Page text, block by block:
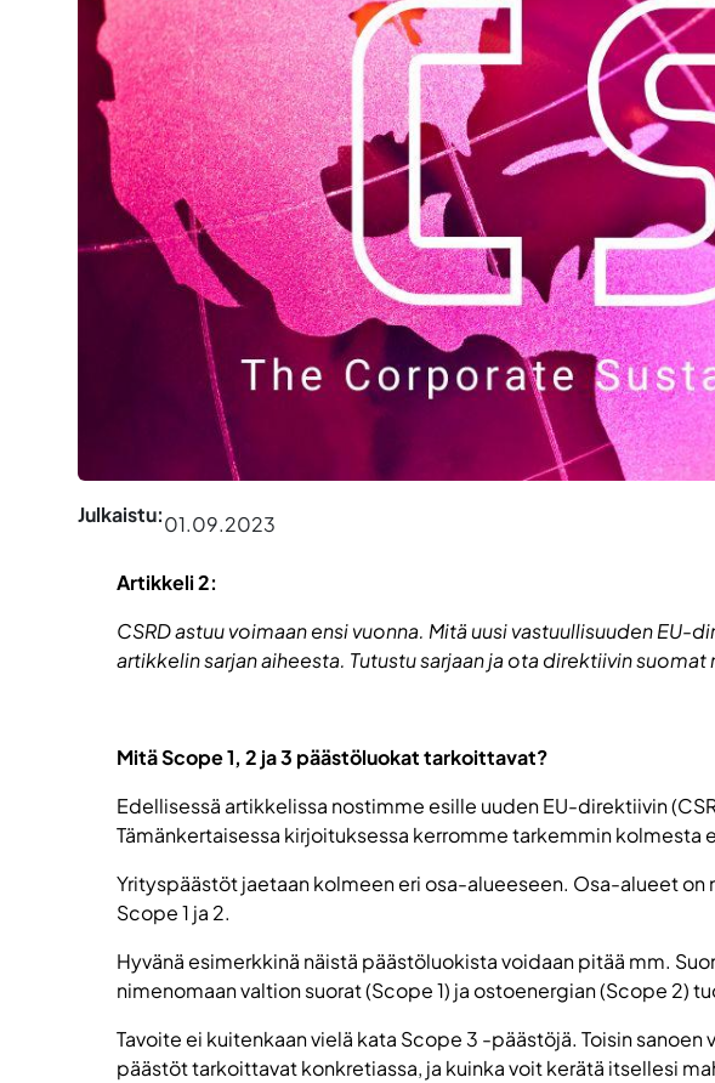
Julkaistu:01.09.2023
Artikkeli 2:
CSRD astuu voimaan ensi vuonna. Mitä uusi vastuullisuuden
artikkelin sarjan aiheesta. Tutustu sarjaan ja ota direktiivin
Mitä Scope 1, 2 ja 3 päästöluokat tarkoittavat?
Edellisessä artikkelissa nostimme esille uuden EU-direktiivin
Tämänkertaisessa kirjoituksessa kerromme tarkemmin
Yrityspäästöt jaetaan kolmeen eri osa-alueeseen. Osa-alueet
Scope 1 ja 2.
Hyvänä esimerkkinä näistä päästöluokista voidaan pitää mm.
nimenomaan valtion suorat (Scope 1) ja ostoenergian (Scope 2)
Tavoite ei kuitenkaan vielä kata Scope 3 -päästöjä. Toisin
päästöt tarkoittavat konkretiassa, ja kuinka voit kerätä itsellesi